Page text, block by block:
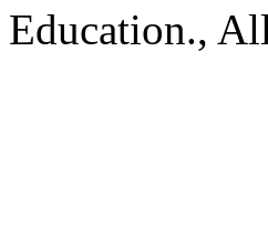
Education.,